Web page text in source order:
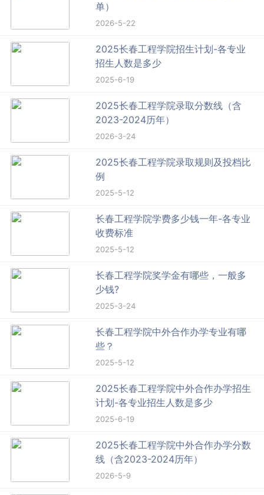
单）
2026-5-22
2025长春工程学院招生计划-各专业
招生人数是多少
2025-6-19
2025长春工程学院录取分数线（含
2023-2024历年）
2026-3-24
2025长春工程学院录取规则及投档比
例
2025-5-12
长春工程学院学费多少钱一年-各专业
收费标准
2025-5-12
长春工程学院奖学金有哪些，一般多
少钱?
2025-3-24
长春工程学院中外合作办学专业有哪
些？
2025-5-12
2025长春工程学院中外合作办学招生
计划-各专业招生人数是多少
2025-6-19
2025长春工程学院中外合作办学分数
线（含2023-2024历年）
2026-5-9